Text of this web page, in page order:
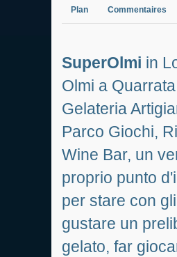
Plan Commentaires
SuperOlmi in
Olmi a
Gelateria
Parco Giochi,
Wine Bar, un
proprio punto
per stare con
gustare un
gelato, far